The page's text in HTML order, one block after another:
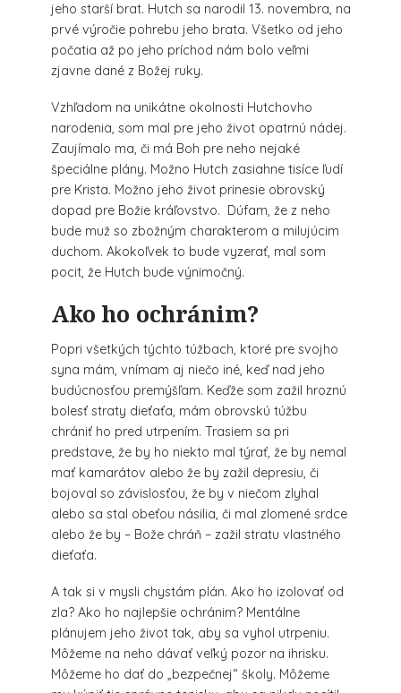
jeho starší brat. Hutch sa narodil 13. novembra, na
prvé výročie pohrebu jeho brata. Všetko od jeho
počatia až po jeho príchod nám bolo veľmi
zjavne dané z Božej ruky.
Vzhľadom na unikátne okolnosti Hutchovho
narodenia, som mal pre jeho život opatrnú nádej.
Zaujímalo ma, či má Boh pre neho nejaké
špeciálne plány. Možno Hutch zasiahne tisíce ľudí
pre Krista. Možno jeho život prinesie obrovský
dopad pre Božie kráľovstvo. Dúfam, že z neho
bude muž so zbožným charakterom a milujúcim
duchom. Akokoľvek to bude vyzerať, mal som
pocit, že Hutch bude výnimočný.
Ako ho ochránim?
Popri všetkých týchto túžbach, ktoré pre svojho
syna mám, vnímam aj niečo iné, keď nad jeho
budúcnosťou premýšľam. Keďže som zažil hroznú
bolesť straty dieťaťa, mám obrovskú túžbu
chrániť ho pred utrpením. Trasiem sa pri
predstave, že by ho niekto mal týrať, že by nemal
mať kamarátov alebo že by zažil depresiu, či
bojoval so závislosťou, že by v niečom zlyhal
alebo sa stal obeťou násilia, či mal zlomené srdce
alebo že by – Bože chráň – zažil stratu vlastného
dieťaťa.
A tak si v mysli chystám plán. Ako ho izolovať od
zla? Ako ho najlepšie ochránim? Mentálne
plánujem jeho život tak, aby sa vyhol utrpeniu.
Môžeme na neho dávať veľký pozor na ihrisku.
Môžeme ho dať do „bezpečnej“ školy. Môžeme